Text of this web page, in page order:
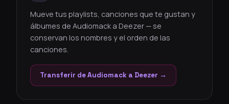
Mueve tus playlists, canciones que te gustan y
álbumes de Audiomack a Deezer — se
conservan los nombres y el orden de las
canciones.
Transferir de Audiomack a Deezer →